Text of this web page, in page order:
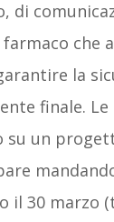
di
che
la
finale. Le
su un
il 30 marzo